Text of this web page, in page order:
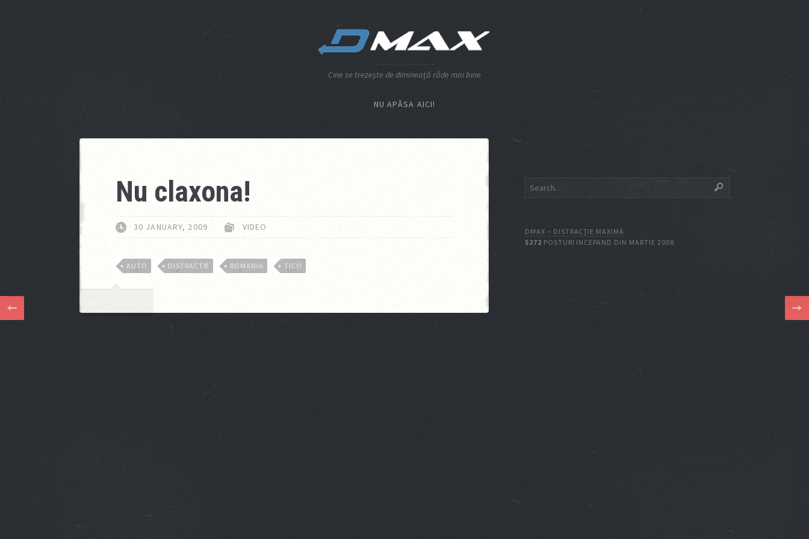
Cine se trezeşte de dimineaţă râde mai bine
NU APĂSA AICI!
Nu claxona!
30 JANUARY, 2009 VIDEO
AUTO DISTRACTIE ROMANIA TICO
DMAX – DISTRACŢIE MAXIMĂ
5272 POSTURI INCEPAND DIN MARTIE 2008